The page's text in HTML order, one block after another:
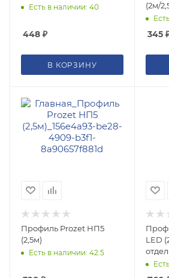
Есть в наличии: 40
448 ₽
В КОРЗИНУ
(2м/
345
Профиль Prozet НП5
(2,5м)
Есть в наличии: 42.5
LED